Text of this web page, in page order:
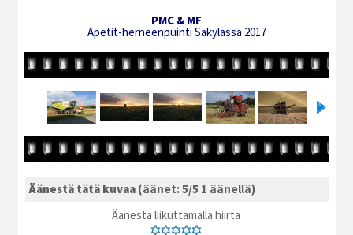
PMC & MF
Apetit-herneenpuinti Säkylässä 2017
Äänestä tätä kuvaa (äänet: 5/5 1 äänellä)
Äänestä liikuttamalla hiirtä